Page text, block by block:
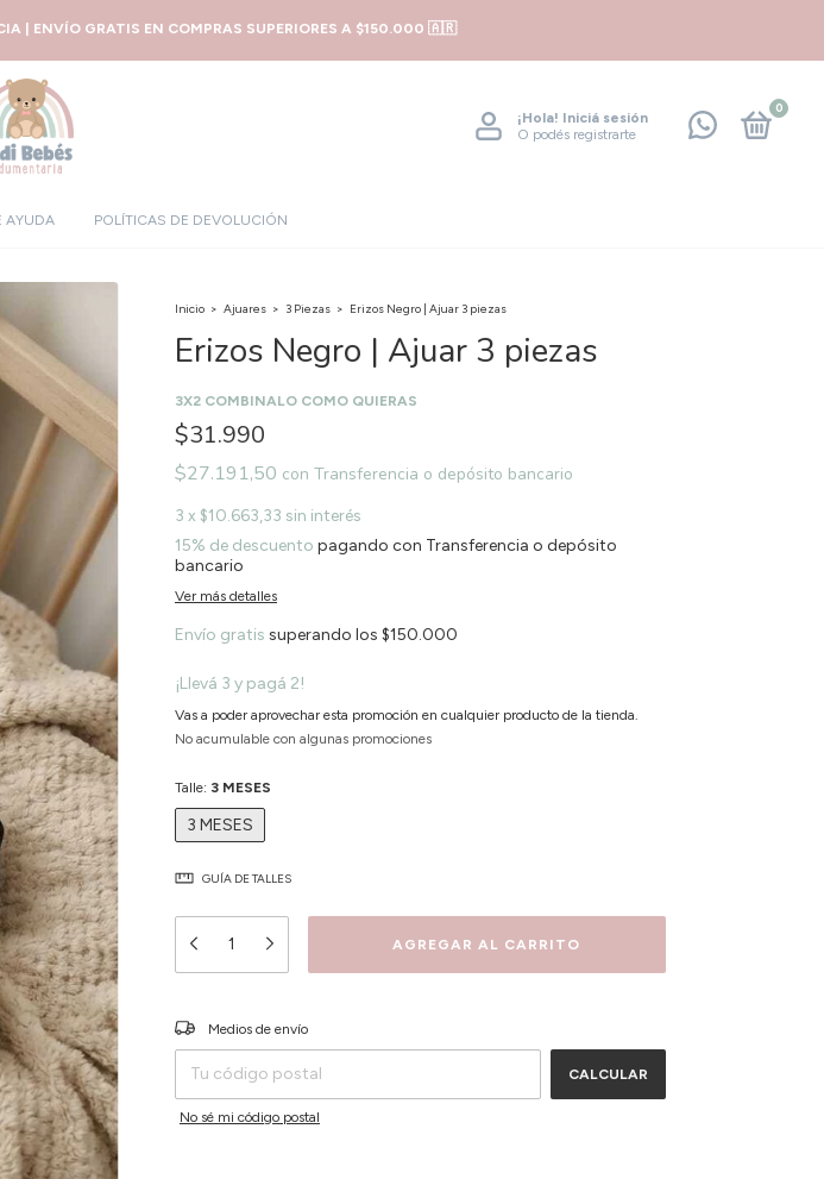
| ENVÍO GRATIS EN COMPRAS SUPERIORES A $150.000 🇦🇷
¡Hola! Iniciá sesión
O podés registrarte
0
AYUDA POLÍTICAS DE DEVOLUCIÓN
Inicio > Ajuares > 3 Piezas > Erizos Negro | Ajuar 3 piezas
Erizos Negro | Ajuar 3 piezas
3X2 COMBINALO COMO QUIERAS
$31.990
$27.191,50 con Transferencia o depósito bancario
3 x $10.663,33 sin interés
15% de descuento pagando con Transferencia o depósito
bancario
Ver más detalles
Envío gratis superando los $150.000
¡Llevá 3 y pagá 2!
Vas a poder aprovechar esta promoción en cualquier producto de la tienda.
No acumulable con algunas promociones
Talle: 3 MESES
3 MESES
GUÍA DE TALLES
Entregas para el CP:
Medios de envío
CALCULAR
No sé mi código postal